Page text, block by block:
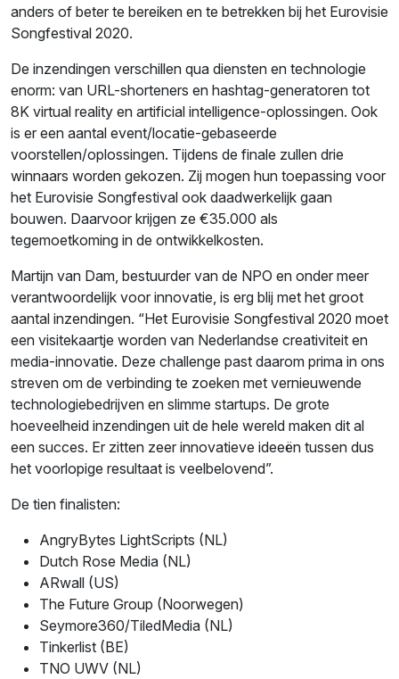
anders of beter te bereiken en te betrekken bij het Eurovisie
Songfestival 2020.
De inzendingen verschillen qua diensten en technologie
enorm: van URL-shorteners en hashtag-generatoren tot
8K virtual reality en artificial intelligence-oplossingen. Ook
is er een aantal event/locatie-gebaseerde
voorstellen/oplossingen. Tijdens de finale zullen drie
winnaars worden gekozen. Zij mogen hun toepassing voor
het Eurovisie Songfestival ook daadwerkelijk gaan
bouwen. Daarvoor krijgen ze €35.000 als
tegemoetkoming in de ontwikkelkosten.
Martijn van Dam, bestuurder van de NPO en onder meer
verantwoordelijk voor innovatie, is erg blij met het groot
aantal inzendingen. “Het Eurovisie Songfestival 2020 moet
een visitekaartje worden van Nederlandse creativiteit en
media-innovatie. Deze challenge past daarom prima in ons
streven om de verbinding te zoeken met vernieuwende
technologiebedrijven en slimme startups. De grote
hoeveelheid inzendingen uit de hele wereld maken dit al
een succes. Er zitten zeer innovatieve ideeën tussen dus
het voorlopige resultaat is veelbelovend”.
De tien finalisten:
AngryBytes LightScripts (NL)
Dutch Rose Media (NL)
ARwall (US)
The Future Group (Noorwegen)
Seymore360/TiledMedia (NL)
Tinkerlist (BE)
TNO UWV (NL)